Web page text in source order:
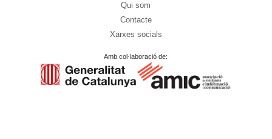
Qui som
Contacte
Xarxes socials
Amb col·laboració de: